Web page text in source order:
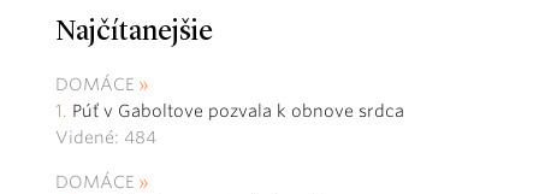
Najčítanejšie
DOMÁCE
Púť v Gaboltove pozvala k obnove srdca
Videné: 484
DOMÁCE